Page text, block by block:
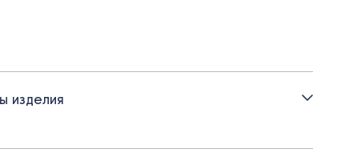
спереди на жемчужные пуговицы
изделия